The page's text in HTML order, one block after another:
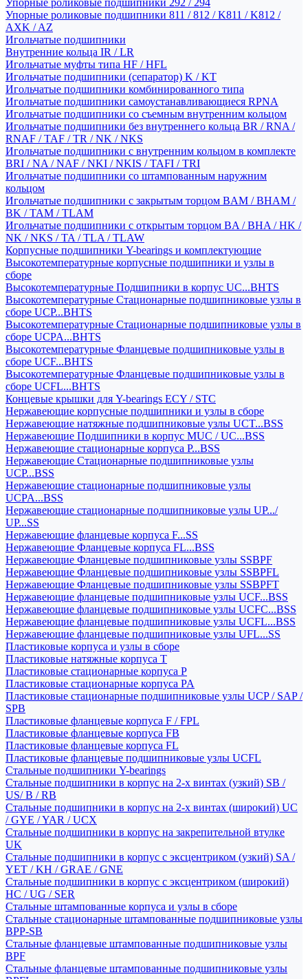
Упорные роликовые подшипники 292 / 294
Упорные роликовые подшипники 811 / 812 / K811 / K812 /
AXK / AZ
Игольчатые подшипники
Внутренние кольца IR / LR
Игольчатые муфты типа HF / HFL
Игольчатые подшипники (сепаратор) K / KT
Игольчатые подшипники комбинированного типа
Игольчатые подшипники самоустанавливающиеся RPNA
Игольчатые подшипники со съемным внутренним кольцом
Игольчатые подшипники без внутреннего кольца BR / RNA /
RNAF / TAF / TR / NK / NKS
Игольчатые подшипники с внутренним кольцом в комплекте
BRI / NA / NAF / NKI / NKIS / TAFI / TRI
Игольчатые подшипники со штампованным наружним
кольцом
Игольчатые подшипники с закрытым торцом BAM / BHAM /
BK / TAM / TLAM
Игольчатые подшипники с открытым торцом BA / BHA / HK /
NK / NKS / TA / TLA / TLAW
Корпусные подшипники Y-bearings и комплектующие
Высокотемпературные корпусные подшипники и узлы в
сборе
Высокотемпературные Подшипники в корпус UC...BHTS
Высокотемпературные Стационарные подшипниковые узлы в
сборе UCP...BHTS
Высокотемпературные Стационарные подшипниковые узлы в
сборе UCPA...BHTS
Высокотемпературные Фланцевые подшипниковые узлы в
сборе UCF...BHTS
Высокотемпературные Фланцевые подшипниковые узлы в
сборе UCFL...BHTS
Концевые крышки для Y-bearings ECY / STC
Нержавеющие корпусные подшипники и узлы в сборе
Нержавеющие натяжные подшипниковые узлы UCT...BSS
Нержавеющие Подшипники в корпус MUC / UC...BSS
Нержавеющие стационарные корпуса P...BSS
Нержавеющие Стационарные подшипниковые узлы
UCP...BSS
Нержавеющие стационарные подшипниковые узлы
UCPA...BSS
Нержавеющие стационарные подшипниковые узлы UP.../
UP...SS
Нержавеющие фланцевые корпуса F...SS
Нержавеющие Фланцевые корпуса FL...BSS
Нержавеющие Фланцевые подшипниковые узлы SSBPF
Нержавеющие Фланцевые подшипниковые узлы SSBPFL
Нержавеющие Фланцевые подшипниковые узлы SSBPFT
Нержавеющие фланцевые подшипниковые узлы UCF...BSS
Нержавеющие фланцевые подшипниковые узлы UCFC...BSS
Нержавеющие фланцевые подшипниковые узлы UCFL...BSS
Нержавеющие фланцевые подшипниковые узлы UFL...SS
Пластиковые корпуса и узлы в сборе
Пластиковые натяжные корпуса T
Пластиковые стационарные корпуса P
Пластиковые стационарные корпуса PA
Пластиковые стационарные подшипниковые узлы UCP / SAP /
SPB
Пластиковые фланцевые корпуса F / FPL
Пластиковые фланцевые корпуса FB
Пластиковые фланцевые корпуса FL
Пластиковые фланцевые подшипниковые узлы UCFL
Стальные подшипники Y-bearings
Стальные подшипники в корпус на 2-х винтах (узкий) SB /
US/ B / RB
Стальные подшипники в корпус на 2-х винтах (широкий) UC
/ GYE / YAR / UCX
Стальные подшипники в корпус на закрепительной втулке
UK
Стальные подшипники в корпус с эксцентриком (узкий) SA /
YET / KH / GRAE / GNE
Стальные подшипники в корпус с эксцентриком (широкий)
HC / UG / SER
Стальные штампованные корпуса и узлы в сборе
Стальные стационарные штампованные подшипниковые узлы
BPP-SB
Стальные фланцевые штампованные подшипниковые узлы
BPF
Стальные фланцевые штампованные подшипниковые узлы